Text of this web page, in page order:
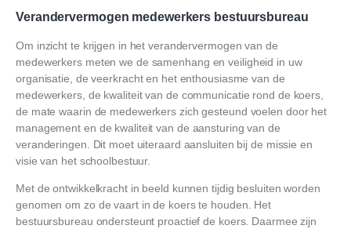
Verandervermogen medewerkers bestuursbureau
Om inzicht te krijgen in het verandervermogen van de
medewerkers meten we de samenhang en veiligheid in uw
organisatie, de veerkracht en het enthousiasme van de
medewerkers, de kwaliteit van de communicatie rond de koers,
de mate waarin de medewerkers zich gesteund voelen door het
management en de kwaliteit van de aansturing van de
veranderingen. Dit moet uiteraard aansluiten bij de missie en
visie van het schoolbestuur.
Met de ontwikkelkracht in beeld kunnen tijdig besluiten worden
genomen om zo de vaart in de koers te houden. Het
bestuursbureau ondersteunt proactief de koers. Daarmee zijn